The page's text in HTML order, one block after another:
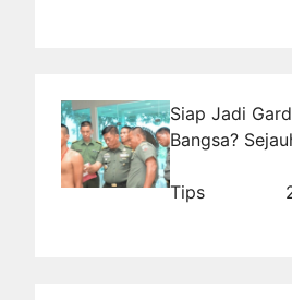
Siap Jadi
Bangsa?
Seleksi TNI
Tips